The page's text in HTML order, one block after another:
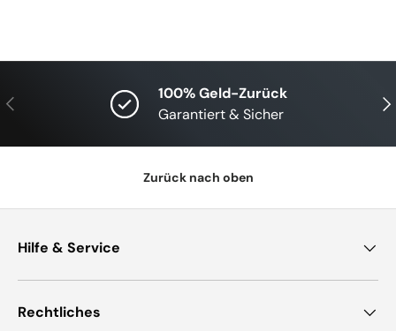
Vorherige
100% Geld-Zurück
Garantiert & Sicher
Zurück nach oben
Hilfe & Service
Rechtliches